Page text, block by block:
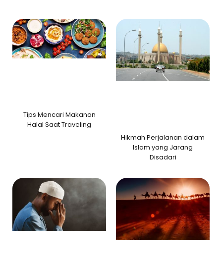
Tips Mencari Makanan
Halal Saat Traveling
Hikmah Perjalanan dalam
Islam yang Jarang
Disadari